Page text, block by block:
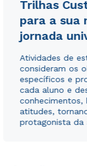
Trilhas
para a sua
jornada
Atividades de
consideram os
específicos e
cada aluno e
conhecimentos,
atitudes,
protagonista da